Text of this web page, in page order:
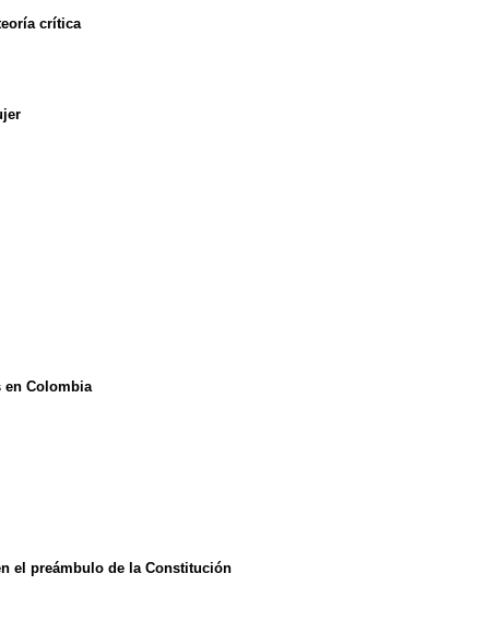
crítica
en Colombia
el preámbulo de la Constitución